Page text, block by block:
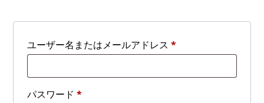
ユーザー名またはメールアドレス*必
パスワード*必